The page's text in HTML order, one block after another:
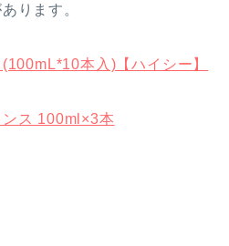
ります。
本入)【ハイシー】
ス 100ml×3本